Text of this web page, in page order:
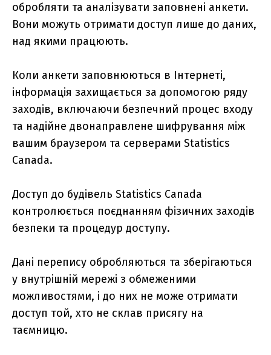
обробляти та аналізувати заповнені анкети.
Вони можуть отримати доступ лише до даних,
над якими працюють.
Коли анкети заповнюються в Інтернеті,
інформація захищається за допомогою ряду
заходів, включаючи безпечний процес входу
та надійне двонаправлене шифрування між
вашим браузером та серверами Statistics
Canada.
Доступ до будівель Statistics Canada
контролюється поєднанням фізичних заходів
безпеки та процедур доступу.
Дані перепису обробляються та зберігаються
у внутрішній мережі з обмеженими
можливостями, і до них не може отримати
доступ той, хто не склав присягу на
таємницю.